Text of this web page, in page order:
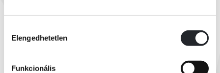
kiválasztása
Elengedhetetlen
Funkcionális